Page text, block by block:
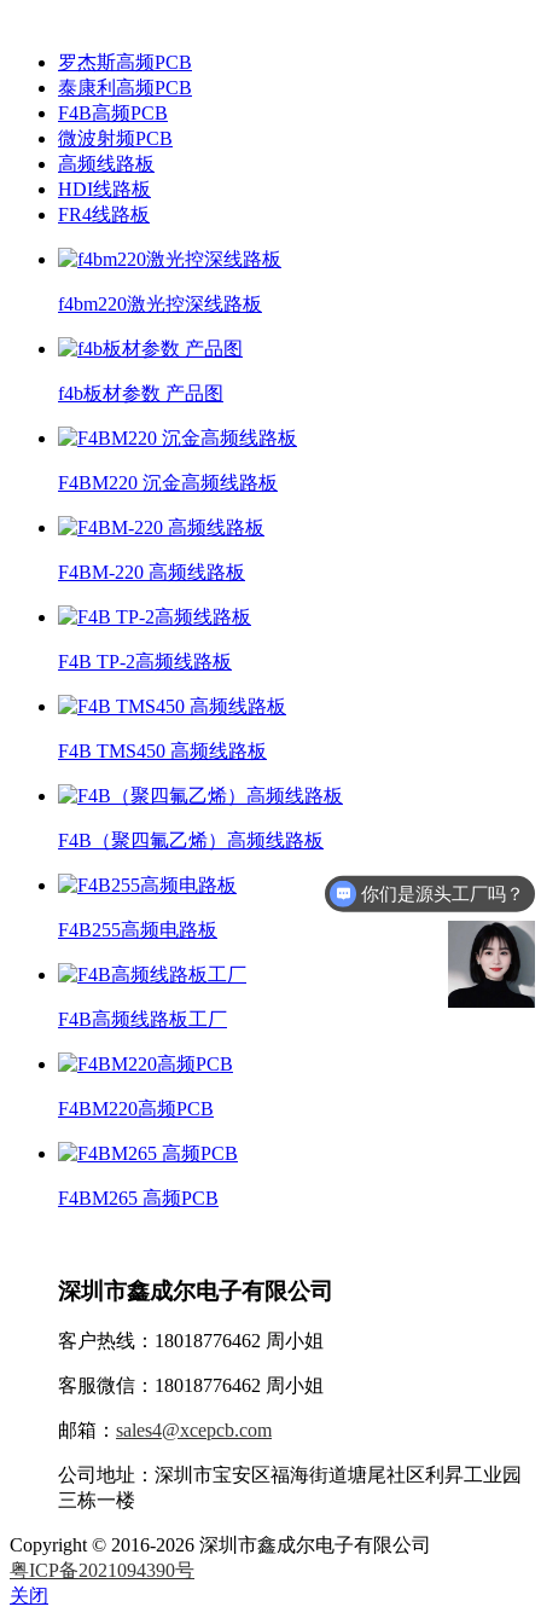
罗杰斯高频PCB
泰康利高频PCB
F4B高频PCB
微波射频PCB
高频线路板
HDI线路板
FR4线路板
f4bm220激光控深线路板
f4b板材参数 产品图
F4BM220 沉金高频线路板
F4BM-220 高频线路板
F4B TP-2高频线路板
F4B TMS450 高频线路板
F4B（聚四氟乙烯）高频线路板
F4B255高频电路板
F4B高频线路板工厂
F4BM220高频PCB
F4BM265 高频PCB
深圳市鑫成尔电子有限公司
客户热线：18018776462 周小姐
客服微信：18018776462 周小姐
邮箱： sales4@xcepcb.com
公司地址：深圳市宝安区福海街道塘尾社区利昇工业园
三栋一楼
Copyright © 2016-2026 深圳市鑫成尔电子有限公司
粤ICP备2021094390号
关闭
你们是源头工厂吗？